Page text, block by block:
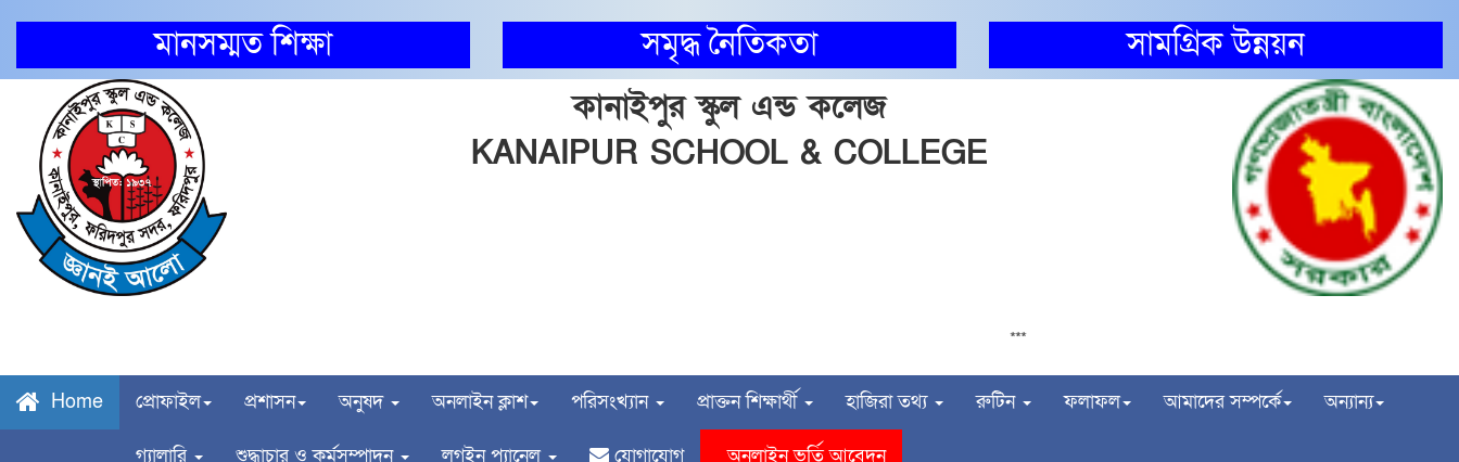
মানসম্মত শিক্ষা সমৃদ্ধ নৈতিকতা
সামগ্রিক উন্নয়ন
কানাইপুর স্কুল এন্ড কলেজ
KANAIPUR SCHOOL & COLLEGE
***২০২৪-২০২৫ শিক্ষা বর্ষে কানাইপুর স্কুল এন্ড
Home প্রোফাইল প্রশাসন অনুষদ অনলাইন ক্লাশ পরিসংখ্যান প্রাক্তন শিক্ষার্থী হাজিরা তথ্য রুটিন ফলাফল আমাদের সম্পর্কে অন্যান্য
গ্যালারি শুদ্ধাচার ও কর্মসম্পাদন লগইন প্যানেল যোগাযোগ অনলাইন ভর্তি আবেদন